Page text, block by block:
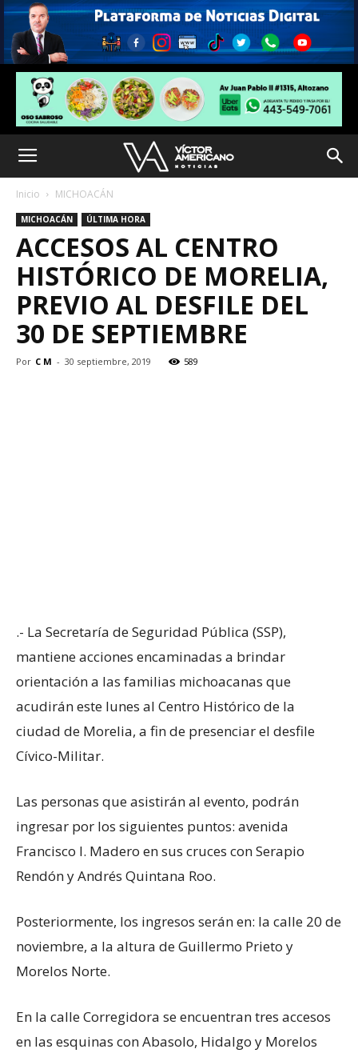
Inicio MICHOACÁN
MICHOACÁN ÚLTIMA HORA
ACCESOS AL CENTRO
HISTÓRICO DE MORELIA,
PREVIO AL DESFILE DEL
30 DE SEPTIEMBRE
Por C M - 30 septiembre, 2019 589
.- La Secretaría de Seguridad Pública (SSP),
mantiene acciones encaminadas a brindar
orientación a las familias michoacanas que
acudirán este lunes al Centro Histórico de la
ciudad de Morelia, a fin de presenciar el desfile
Cívico-Militar.
Las personas que asistirán al evento, podrán
ingresar por los siguientes puntos: avenida
Francisco I. Madero en sus cruces con Serapio
Rendón y Andrés Quintana Roo.
Posteriormente, los ingresos serán en: la calle 20 de
noviembre, a la altura de Guillermo Prieto y
Morelos Norte.
En la calle Corregidora se encuentran tres accesos
en las esquinas con Abasolo, Hidalgo y Morelos